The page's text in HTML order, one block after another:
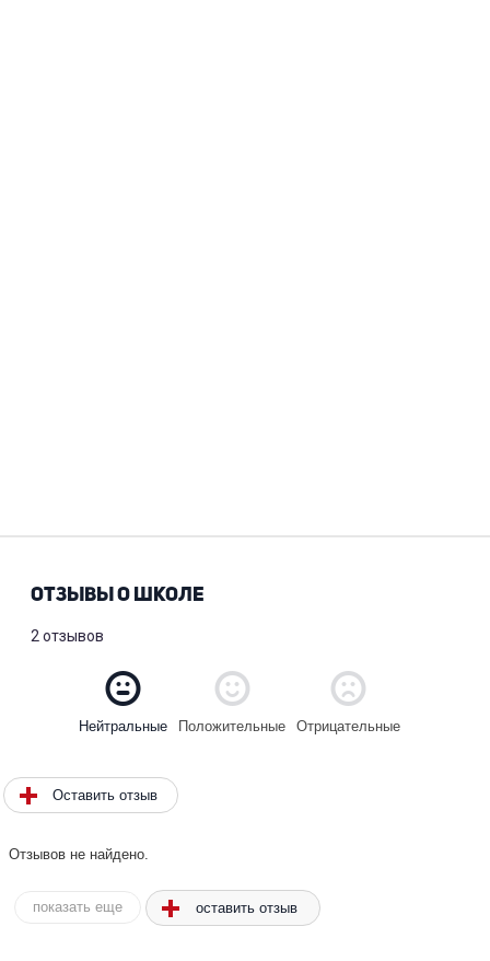
ОТЗЫВЫ О ШКОЛЕ
2 отзывов
Нейтральные Положительные Отрицательные
Оставить отзыв
Отзывов не найдено.
показать еще оставить отзыв